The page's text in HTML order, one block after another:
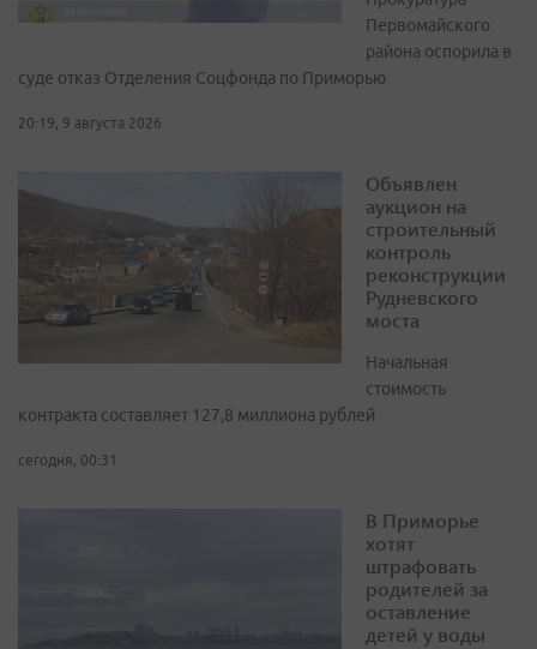
Первомайского
района оспорила в
суде отказ Отделения Соцфонда по Приморью
20:19, 9 августа 2026
Объявлен
аукцион на
строительный
контроль
реконструкции
Рудневского
моста
Начальная
стоимость
контракта составляет 127,8 миллиона рублей
сегодня, 00:31
В Приморье
хотят
штрафовать
родителей за
оставление
детей у воды